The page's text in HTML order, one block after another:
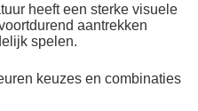
heeft een sterke visuele
aantrekken
spelen.
keuzes en combinaties